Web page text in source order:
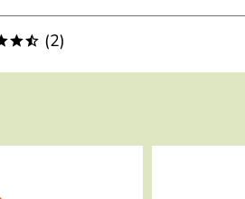
24 cm
(2)